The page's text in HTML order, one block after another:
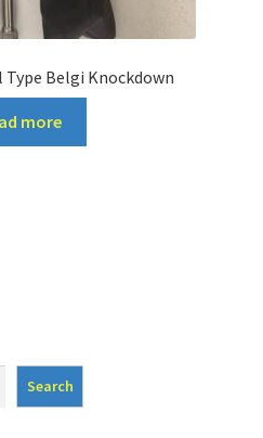
Type Belgi Knockdown
more
Search